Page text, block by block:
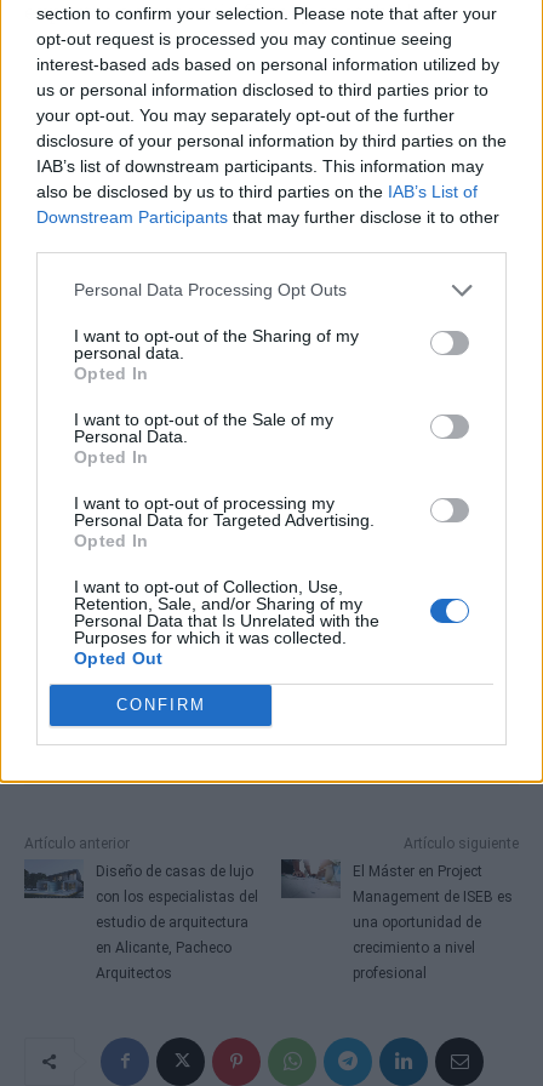
section to confirm your selection. Please note that after your
opt-out request is processed you may continue seeing
interest-based ads based on personal information utilized by
us or personal information disclosed to third parties prior to
your opt-out. You may separately opt-out of the further
disclosure of your personal information by third parties on the
IAB’s list of downstream participants. This information may
also be disclosed by us to third parties on the IAB’s List of
Downstream Participants that may further disclose it to other
Personal Data Processing Opt Outs
I want to opt-out of the Sharing of my
personal data.
Opted In
I want to opt-out of the Sale of my
Personal Data.
Opted In
I want to opt-out of processing my
Personal Data for Targeted Advertising.
Opted In
I want to opt-out of Collection, Use,
Retention, Sale, and/or Sharing of my
Personal Data that Is Unrelated with the
Purposes for which it was collected.
Opted Out
CONFIRM
expertos en asesoría fiscal y contable!
Publicidad
Artículo anterior
Diseño de casas de lujo
con los especialistas del
estudio de arquitectura
en Alicante, Pacheco
Arquitectos
Artículo siguiente
El Máster en Project
Management de ISEB es
una oportunidad de
crecimiento a nivel
profesional